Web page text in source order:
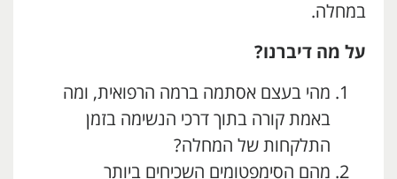
במחלה.
על מה דיברנו?
מהי בעצם אסתמה ברמה הרפואית, ומה
באמת קורה בתוך דרכי הנשימה בזמן
התלקחות של המחלה?
מהם הסימפטומים השכיחים ביותר